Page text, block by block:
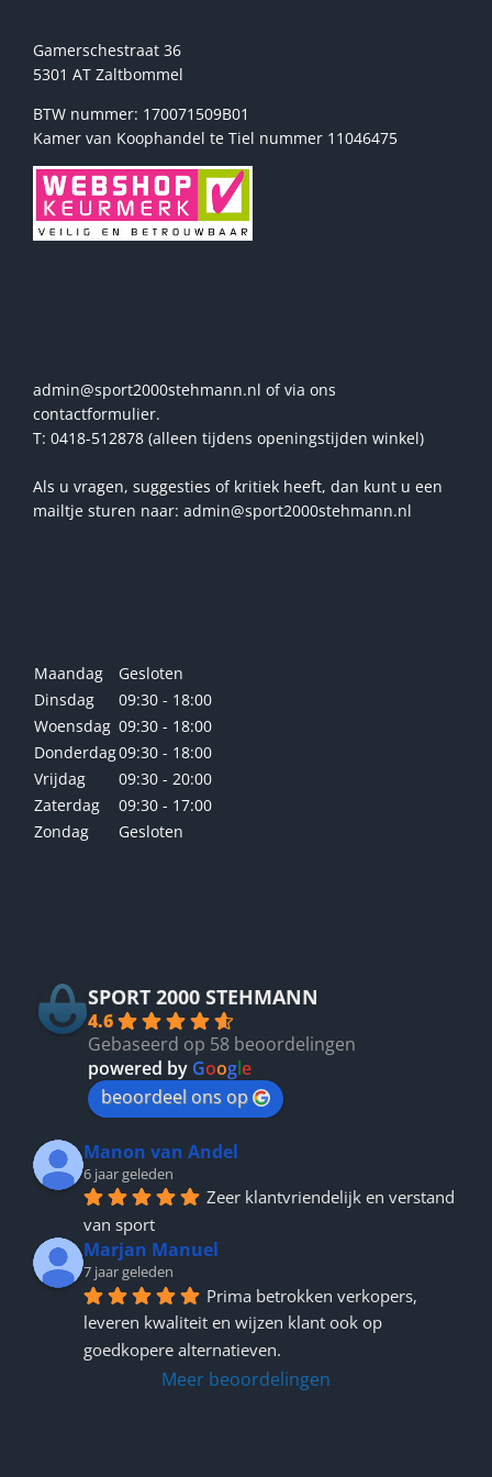
Gamerschestraat 36
5301 AT Zaltbommel
BTW nummer: 170071509B01
Kamer van Koophandel te Tiel nummer 11046475
admin@sport2000stehmann.nl of via ons
contactformulier.
T: 0418-512878 (alleen tijdens openingstijden winkel)
Als u vragen, suggesties of kritiek heeft, dan kunt u een
mailtje sturen naar: admin@sport2000stehmann.nl
Maandag
Gesloten
Dinsdag
09:30 - 18:00
Woensdag 09:30 - 18:00
Donderdag09:30 - 18:00
Vrijdag
09:30 - 20:00
Zaterdag
09:30 - 17:00
Zondag
Gesloten
SPORT 2000 STEHMANN
4.6
Gebaseerd op 58 beoordelingen
powered by Google
beoordeel ons op
Manon van Andel
6 jaar geleden
Zeer klantvriendelijk en verstand
van sport
Marjan Manuel
7 jaar geleden
Prima betrokken verkopers,
leveren kwaliteit en wijzen klant ook op
goedkopere alternatieven.
Meer beoordelingen